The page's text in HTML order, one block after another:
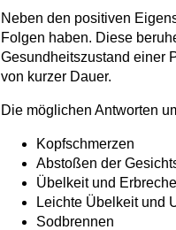
Neben den positiven
Folgen haben. Diese
Gesundheitszustand einer
von kurzer Dauer.
Die möglichen Antworten
Kopfschmerzen
Abstoßen der
Übelkeit und
Leichte Übelkeit und
Sodbrennen